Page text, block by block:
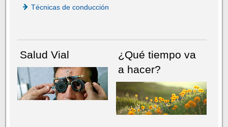
Técnicas de conducción
Salud Vial
¿Qué tiempo va
a hacer?